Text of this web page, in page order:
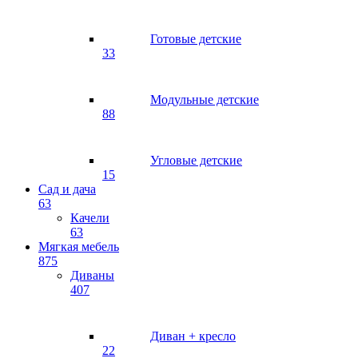
Готовые детские
33
Модульные детские
88
Угловые детские
15
Сад и дача
63
Качели
63
Мягкая мебель
875
Диваны
407
Диван + кресло
22